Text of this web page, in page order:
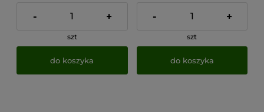
- +
szt
do koszyka
- +
szt
do koszyka